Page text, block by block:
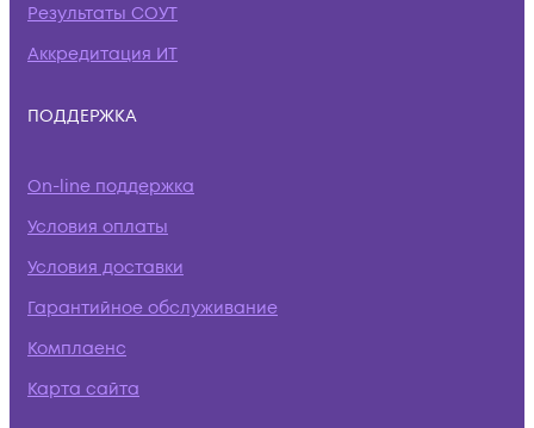
Результаты СОУТ
Аккредитация ИТ
ПОДДЕРЖКА
On-line поддержка
Условия оплаты
Условия доставки
Гарантийное обслуживание
Комплаенс
Карта сайта